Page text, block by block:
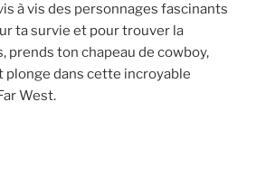
à vis des personnages fascinants
ta survie et pour trouver la
prends ton chapeau de cowboy,
plonge dans cette incroyable
West.